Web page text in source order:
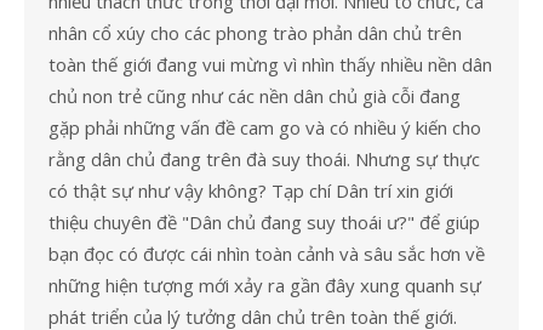
nhân cổ xúy cho các phong trào phản dân chủ trên
toàn thế giới đang vui mừng vì nhìn thấy nhiều nền dân
chủ non trẻ cũng như các nền dân chủ già cỗi đang
gặp phải những vấn đề cam go và có nhiều ý kiến cho
rằng dân chủ đang trên đà suy thoái. Nhưng sự thực
có thật sự như vậy không? Tạp chí Dân trí xin giới
thiệu chuyên đề "Dân chủ đang suy thoái ư?" để giúp
bạn đọc có được cái nhìn toàn cảnh và sâu sắc hơn về
những hiện tượng mới xảy ra gần đây xung quanh sự
phát triển của lý tưởng dân chủ trên toàn thế giới.